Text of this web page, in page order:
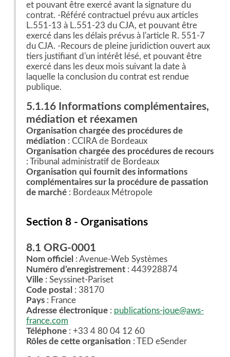
et pouvant être exercé avant la signature du
contrat. -Référé contractuel prévu aux articles
L.551-13 à L.551-23 du CJA, et pouvant être
exercé dans les délais prévus à l'article R. 551-7
du CJA. -Recours de pleine juridiction ouvert aux
tiers justifiant d'un intérêt lésé, et pouvant être
exercé dans les deux mois suivant la date à
laquelle la conclusion du contrat est rendue
publique.
5.1.16 Informations complémentaires,
médiation et réexamen
Organisation chargée des procédures de
médiation : CCIRA de Bordeaux
Organisation chargée des procédures de recours
: Tribunal administratif de Bordeaux
Organisation qui fournit des informations
complémentaires sur la procédure de passation
de marché: Bordeaux Métropole
Section 8 - Organisations
8.1 ORG-0001
Nom officiel : Avenue-Web Systèmes
Numéro d’enregistrement: 443928874
Ville: Seyssinet-Pariset
Code postal : 38170
Pays : France
Adresse électronique: publications-joue@aws-
france.com
Téléphone : +33 4 80 04 12 60
Rôles de cette organisation : TED eSender